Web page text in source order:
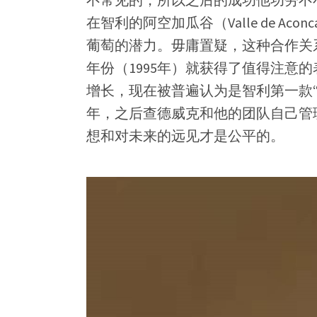
在智利的阿空加瓜谷（Valle de
葡萄的潜力。毋庸置疑，这种合作
年份（1995年）就获得了值得注意
增长，现在被普遍认为是智利第一款
年，之后查德威克和他的团队自己
想和对未来的远见才是公平的。